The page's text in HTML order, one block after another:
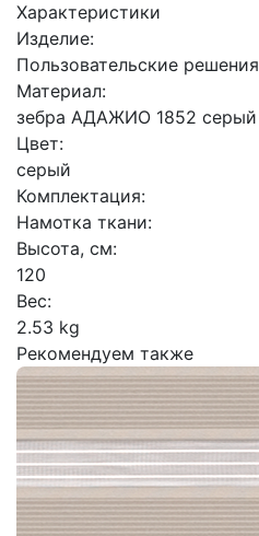
Характеристики
Изделие:
Пользовательские решения
Материал:
зебра АДАЖИО 1852 серый
Цвет:
серый
Комплектация:
Намотка ткани:
Высота, см:
120
Вес:
2.53 kg
Рекомендуем также